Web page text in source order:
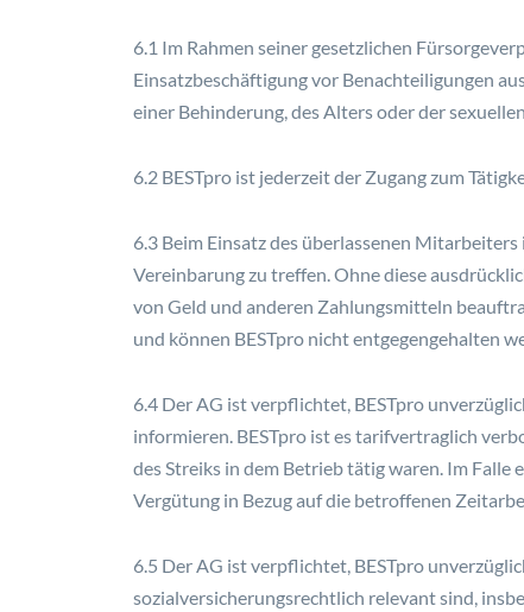
6.1 Im Rahmen seiner gesetzlichen
Einsatzbeschäftigung vor Benachteiligungen
einer Behinderung, des Alters oder der
6.2 BESTpro ist jederzeit der Zugang zum
6.3 Beim Einsatz des überlassenen
Vereinbarung zu treffen. Ohne diese
von Geld und anderen Zahlungsmitteln
und können BESTpro nicht entgegengehalten
6.4 Der AG ist verpflichtet, BESTpro
informieren. BESTpro ist es tarifvertraglich
des Streiks in dem Betrieb tätig waren. Im Falle
Vergütung in Bezug auf die betroffenen
6.5 Der AG ist verpflichtet, BESTpro
sozialversicherungsrechtlich relevant sind,